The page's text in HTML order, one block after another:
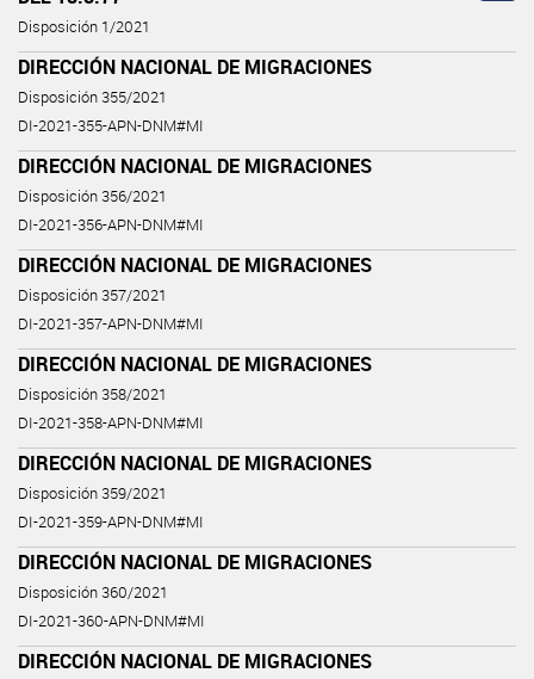
Disposición 1/2021
DIRECCIÓN NACIONAL DE MIGRACIONES
Disposición 355/2021
DI-2021-355-APN-DNM#MI
DIRECCIÓN NACIONAL DE MIGRACIONES
Disposición 356/2021
DI-2021-356-APN-DNM#MI
DIRECCIÓN NACIONAL DE MIGRACIONES
Disposición 357/2021
DI-2021-357-APN-DNM#MI
DIRECCIÓN NACIONAL DE MIGRACIONES
Disposición 358/2021
DI-2021-358-APN-DNM#MI
DIRECCIÓN NACIONAL DE MIGRACIONES
Disposición 359/2021
DI-2021-359-APN-DNM#MI
DIRECCIÓN NACIONAL DE MIGRACIONES
Disposición 360/2021
DI-2021-360-APN-DNM#MI
DIRECCIÓN NACIONAL DE MIGRACIONES